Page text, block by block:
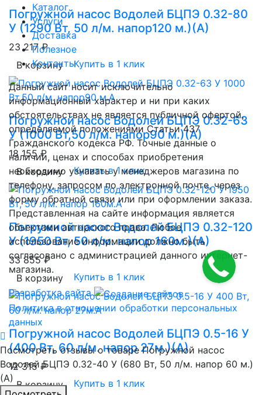
Погружной насос Водолей БЦПЭ 0.32-80
У (1290 Вт, 50 л/м. напор120 м.)(А)
23 217 ₽
В корзину
Купить в 1 клик
Погружной насос Водолей БЦПЭ 0.32-63
У (1000 Вт,50 л/м. напор90 м.)(А)
18 155 ₽
В корзину
Купить в 1 клик
Погружной насос Водолей БЦПЭ 0.32-120
У (1950 Вт, 50 л/м. напор 160м.)(А)
33 855 ₽
В корзину
Купить в 1 клик
Погружной насос Водолей БЦПЭ 0.5-16 У
(400 Вт, 60 л/м. напор 27м.)(А)
12 315 ₽
В корзину
Купить в 1 клик
Каталог
Услуги
Доставка
Полезное
Контакты
Данный сайт носит исключительно
информационный характер и ни при каких
обстоятельствах не является публичной офертой,
определяемой положениями Статьи 437
Гражданского кодекса РФ. Точные данные о
наличии, ценах и способах приобретения
необходимо узнавать у менеджеров магазина по
телефону, запросом по электронной почте, через
форму обратной связи или при оформлении заказа.
Представленная на сайте информация является
объектами авторского права. Любое
использование информации должно быть
согласовано с администрацией данного интернет-
магазина.
Разработка сайта
Политика в отношении обработки персональных
данных
Посмотреть отзывы о товареПогружной насос
Водолей БЦПЭ 0.32-40 У (680 Вт, 50 л/м. напор 60 м.)
(А)